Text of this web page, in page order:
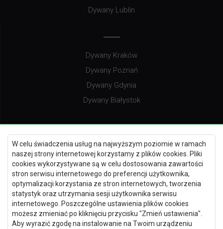
W celu świadczenia usług na najwyższym poziomie w ramach
naszej strony internetowej korzystamy z plików cookies. Pliki
cookies wykorzystywane są w celu dostosowania zawartości
stron serwisu internetowego do preferencji użytkownika,
optymalizacji korzystania ze stron internetowych, tworzenia
statystyk oraz utrzymania sesji użytkownika serwisu
internetowego. Poszczególne ustawienia plików cookies
możesz zmieniać po kliknięciu przycisku "Zmień ustawienia".
Aby wyrazić zgodę na instalowanie na Twoim urządzeniu
Dywany Lublin
Dywany Kraków
Dywany Poznań
Dywany Gdynia
Dywany Białystok
Dywany Kielce
Dywany Gdańsk
Dywany Toruń
Dywany Bydgoszcz